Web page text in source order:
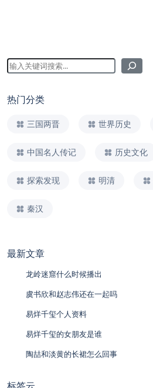
热门分类
三国两晋 世界历史
中国名人传记 历史文化
探索发现 明清
秦汉
最新文章
龙岭迷窟什么时候播出
虞书欣和赵志伟还在一起吗
易烊千玺个人资料
易烊千玺的女朋友是谁
陶喆和淡黄的长裙怎么回事